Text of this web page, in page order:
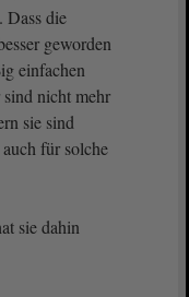
Dass die
geworden
einfachen
nicht mehr
sie sind
für solche
sie dahin